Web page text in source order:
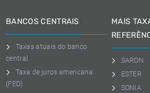
BANCOS CENTRAIS
Taxas atuais do banco
central
Taxa de juros americana
(FED)
MAIS
SARON
ESTER
SONIA